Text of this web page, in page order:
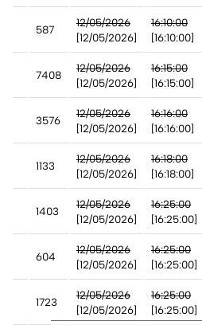
587
12/05/2026
[12/05/2026]
16:10:00
[16:10:00]
7408
12/05/2026
[12/05/2026]
16:15:00
[16:15:00]
3576
12/05/2026
[12/05/2026]
16:16:00
[16:16:00]
1133
12/05/2026
[12/05/2026]
16:18:00
[16:18:00]
1403
12/05/2026
[12/05/2026]
16:25:00
[16:25:00]
604
12/05/2026
[12/05/2026]
16:25:00
[16:25:00]
1723
12/05/2026
[12/05/2026]
16:25:00
[16:25:00]